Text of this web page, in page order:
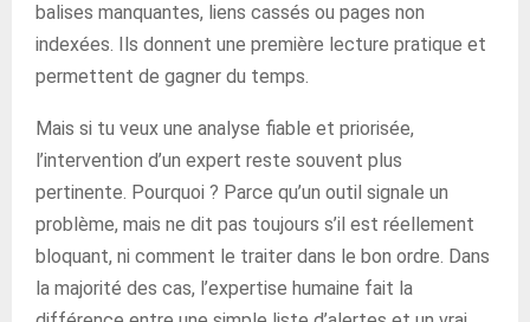
balises manquantes, liens cassés ou pages non
indexées. Ils donnent une première lecture pratique et
permettent de gagner du temps.
Mais si tu veux une analyse fiable et priorisée,
l’intervention d’un expert reste souvent plus
pertinente. Pourquoi ? Parce qu’un outil signale un
problème, mais ne dit pas toujours s’il est réellement
bloquant, ni comment le traiter dans le bon ordre. Dans
la majorité des cas, l’expertise humaine fait la